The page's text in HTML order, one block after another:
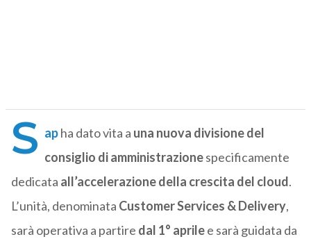
S apha dato vita a una nuova divisione del
consiglio di amministrazionespecificamente
dedicata all’accelerazione della crescita del cloud.
L’unità, denominata Customer Services & Delivery,
sarà operativa a partire dal 1° aprilee sarà guidata da